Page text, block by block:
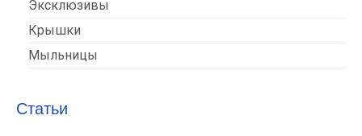
Эксклюзивы
Крышки
Мыльницы
Статьи